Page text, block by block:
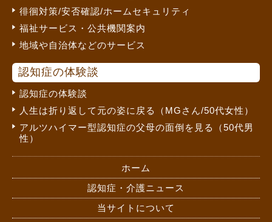
徘徊対策/安否確認/ホームセキュリティ
福祉サービス・公共機関案内
地域や自治体などのサービス
認知症の体験談
認知症の体験談
人生は折り返して元の姿に戻る（MGさん/50代女性）
アルツハイマー型認知症の父母の面倒を見る（50代男
性）
ホーム
認知症・介護ニュース
当サイトについて